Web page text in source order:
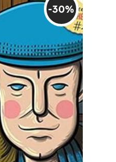
-30%